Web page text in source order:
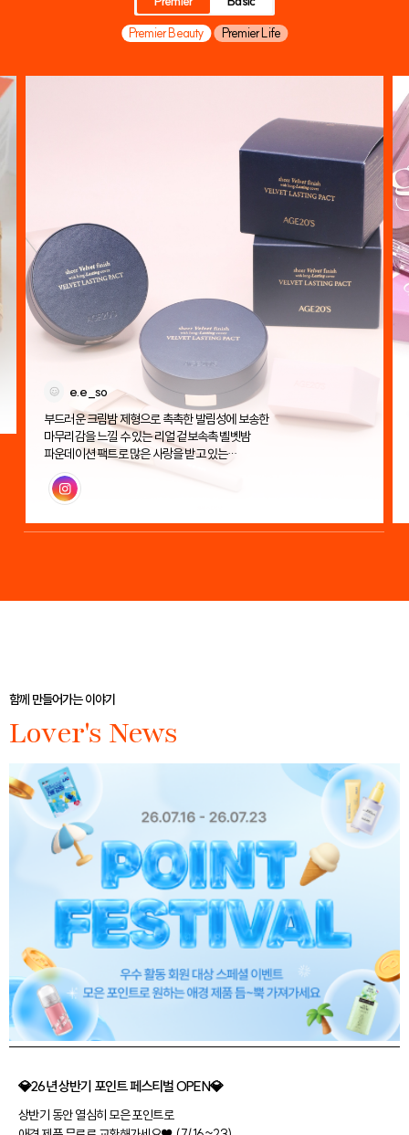
Premier Beauty
Premier Life
e.e_so
부드러운 크림밤 제형으로 촉촉한 발림성에 보송한
마무리감을 느낄 수 있는 리얼 겉보속촉 벨벳밤
파운데이션 팩트로 많은 사랑을 받고 있는
에이지투웨니스 벨벳 래스팅 팩트!
인스타그램
함께 만들어가는 이야기
Lover's News
💎26년 상반기 포인트 페스티벌 OPEN💎
상반기 동안 열심히 모은 포인트로